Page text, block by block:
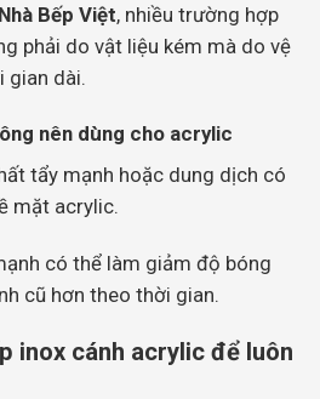
Nhà Bếp Việt, nhiều trường hợp
phải do vật liệu kém mà do vệ
gian dài.
nên dùng cho acrylic
tẩy mạnh hoặc dung dịch có
mặt acrylic.
có thể làm giảm độ bóng
cũ hơn theo thời gian.
inox cánh acrylic để luôn